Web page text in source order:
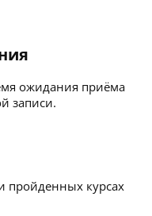
ожидания приёма
записи.
пройденных курсах